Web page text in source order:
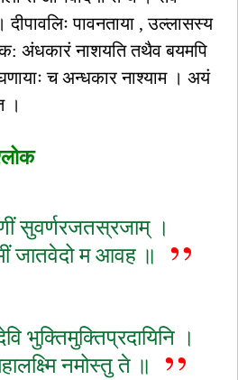
दीपावलिः पावनताया , उल्लासस्य
अंधकारं नाशयति तथैव बयमपि
च अन्धकार नाश्याम । अयं
।
सुवर्णरजतस्रजाम् ।
जातवेदो म आवह ॥
भुक्तिमुक्तिप्रदायिनि ।
नमोस्तु ते ॥